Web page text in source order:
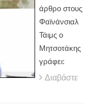
άρθρο στους
Φαϊνάνσιαλ
Τάιμς ο
Μητσοτάκης
γράφει:
Διαβάστε